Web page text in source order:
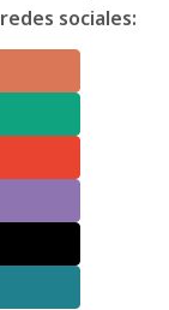
sociales: